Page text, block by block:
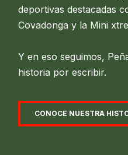
deportivas destacadas
Covadonga y la Mini
Y en eso seguimos,
historia por escribir.
CONOCE NUESTRA